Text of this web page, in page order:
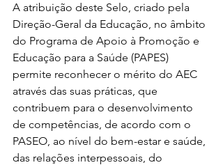
A atribuição deste Selo, criado pela
Direção-Geral da Educação, no âmbito
do Programa de Apoio à Promoção e
Educação para a Saúde (PAPES)
permite reconhecer o mérito do AEC
através das suas práticas, que
contribuem para o desenvolvimento
de competências, de acordo com o
PASEO, ao nível do bem-estar e saúde,
das relações interpessoais, do